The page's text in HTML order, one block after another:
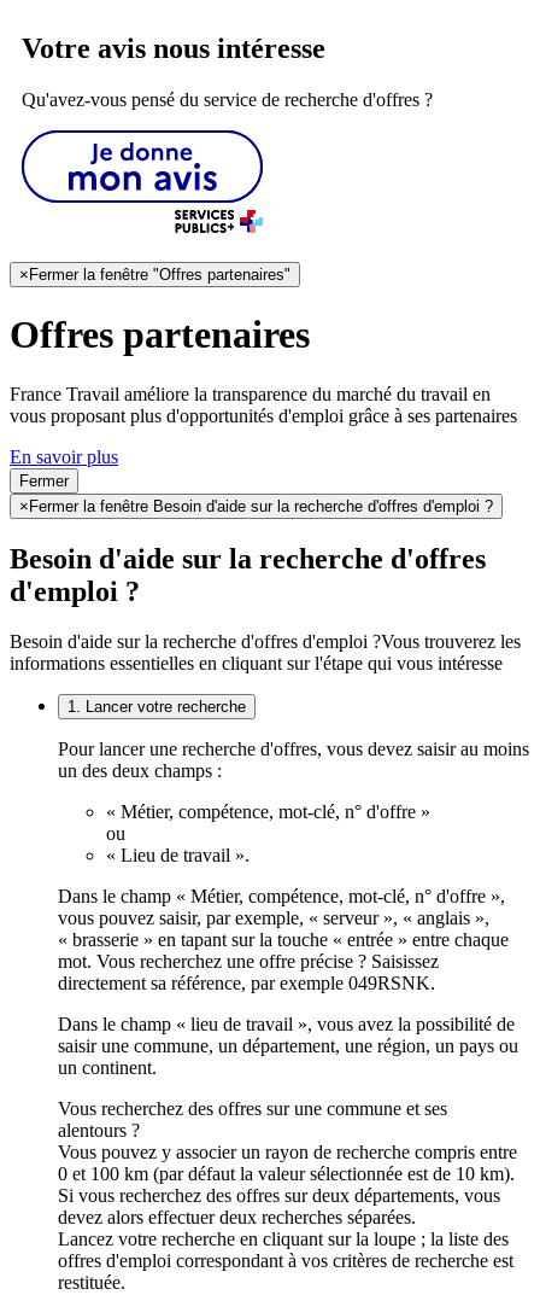
Votre avis nous intéresse
Qu'avez-vous pensé du service de recherche d'offres ?
× Fermer la fenêtre "Offres partenaires"
Offres partenaires
France Travail améliore la transparence du marché du travail en
vous proposant plus d'opportunités d'emploi grâce à ses partenaires
En savoir plus
Fermer
×Fermer la fenêtre Besoin d'aide sur la recherche d'offres d'emploi ?
Besoin d'aide sur la recherche d'offres
d'emploi ?
Besoin d'aide sur la recherche d'offres d'emploi ?Vous trouverez les
informations essentielles en cliquant sur l'étape qui vous intéresse
1. Lancer votre recherche
Pour lancer une recherche d'offres, vous devez saisir au moins
un des deux champs :
« Métier, compétence, mot-clé, n° d'offre »
ou
« Lieu de travail ».
Dans le champ « Métier, compétence, mot-clé, n° d'offre »,
vous pouvez saisir, par exemple, « serveur », « anglais »,
« brasserie » en tapant sur la touche « entrée » entre chaque
mot. Vous recherchez une offre précise ? Saisissez
directement sa référence, par exemple 049RSNK.
Dans le champ « lieu de travail », vous avez la possibilité de
saisir une commune, un département, une région, un pays ou
un continent.
Vous recherchez des offres sur une commune et ses
alentours ?
Vous pouvez y associer un rayon de recherche compris entre
0 et 100 km (par défaut la valeur sélectionnée est de 10 km).
Si vous recherchez des offres sur deux départements, vous
devez alors effectuer deux recherches séparées.
Lancez votre recherche en cliquant sur la loupe ; la liste des
offres d'emploi correspondant à vos critères de recherche est
restituée.